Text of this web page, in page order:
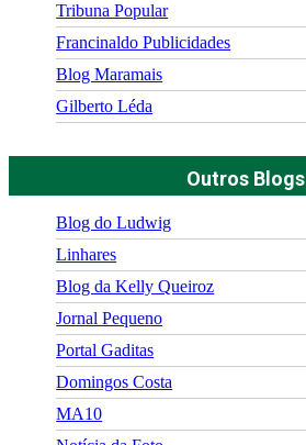
Tribuna Popular
Francinaldo Publicidades
Blog Maramais
Gilberto Léda
Outros Blogs
Blog do Ludwig
Linhares
Blog da Kelly Queiroz
Jornal Pequeno
Portal Gaditas
Domingos Costa
MA10